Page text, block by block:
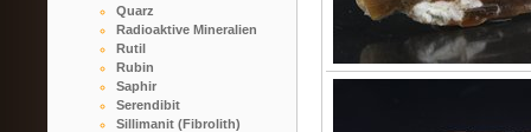
Quarz
Radioaktive Mineralien
Rutil
Rubin
Saphir
Serendibit
Sillimanit (Fibrolith)